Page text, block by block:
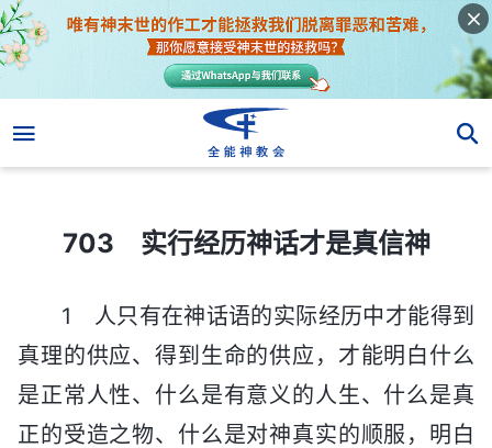
703 实行经历神话才是真信神
703 实行经历神话才是真信神
1 人只有在神话语的实际经历中才能得到
真理的供应、得到生命的供应，才能明白什么
是正常人性、什么是有意义的人生、什么是真
正的受造之物、什么是对神真实的顺服，明白